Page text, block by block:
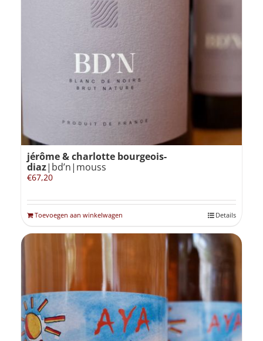
jérôme & charlotte bourgeois-
diaz|bd’n|mouss
€67,20
Toevoegen aan winkelwagen Details